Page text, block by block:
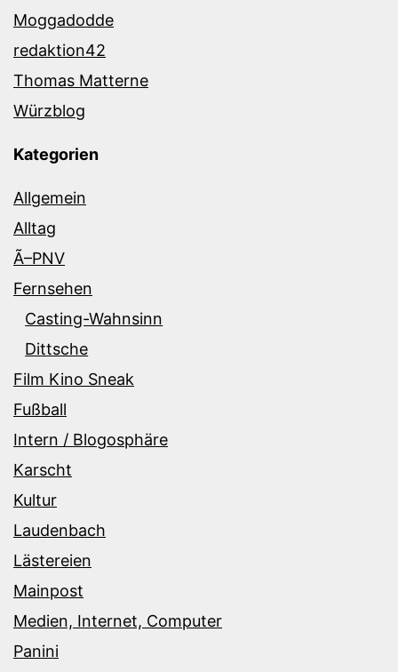
Moggadodde
redaktion42
Thomas Matterne
Würzblog
Kategorien
Allgemein
Alltag
Ã–PNV
Fernsehen
Casting-Wahnsinn
Dittsche
Film Kino Sneak
Fußball
Intern / Blogosphäre
Karscht
Kultur
Laudenbach
Lästereien
Mainpost
Medien, Internet, Computer
Panini